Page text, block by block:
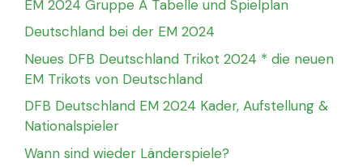
EM 2024 Gruppe A Tabelle und Spielplan
Deutschland bei der EM 2024
Neues DFB Deutschland Trikot 2024 * die neuen
EM Trikots von Deutschland
DFB Deutschland EM 2024 Kader, Aufstellung &
Nationalspieler
Wann sind wieder Länderspiele?